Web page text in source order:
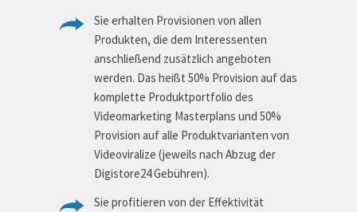
Sie erhalten Provisionen von allen
Produkten, die dem Interessenten
anschließend zusätzlich angeboten
werden. Das heißt 50% Provision auf das
komplette Produktportfolio des
Videomarketing Masterplans und 50%
Provision auf alle Produktvarianten von
Videoviralize (jeweils nach Abzug der
Digistore24 Gebühren).
Sie profitieren von der Effektivität